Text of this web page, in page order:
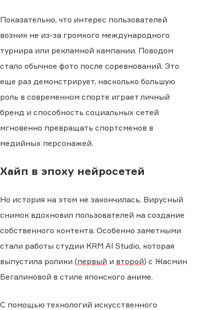
Показательно, что интерес пользователей
возник не из-за громкого международного
турнира или рекламной кампании. Поводом
стало обычное фото после соревнований. Это
еще раз демонстрирует, насколько большую
роль в современном спорте играет личный
бренд и способность социальных сетей
мгновенно превращать спортсменов в
медийных персонажей.
Хайп в эпоху нейросетей
Но история на этом не закончилась. Вирусный
снимок вдохновил пользователей на создание
собственного контента. Особенно заметными
стали работы студии KRM AI Studio, которая
выпустила ролики (первый и второй) с Жасмин
Бегалиновой в стиле японского аниме.
С помощью технологий искусственного